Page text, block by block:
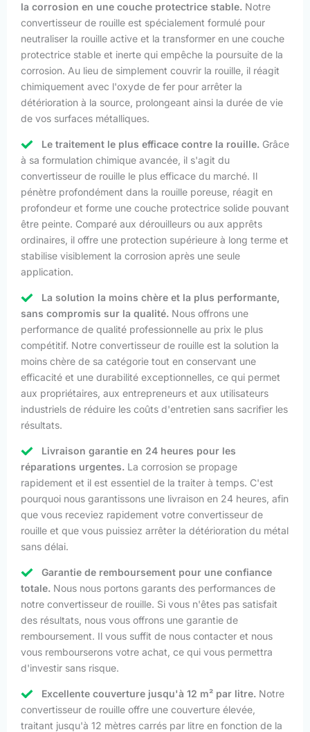
la corrosion en une couche protectrice stable. Notre
convertisseur de rouille est spécialement formulé pour
neutraliser la rouille active et la transformer en une couche
protectrice stable et inerte qui empêche la poursuite de la
corrosion. Au lieu de simplement couvrir la rouille, il réagit
chimiquement avec l'oxyde de fer pour arrêter la
détérioration à la source, prolongeant ainsi la durée de vie
de vos surfaces métalliques.
Le traitement le plus efficace contre la rouille. Grâce
à sa formulation chimique avancée, il s'agit du
convertisseur de rouille le plus efficace du marché. Il
pénètre profondément dans la rouille poreuse, réagit en
profondeur et forme une couche protectrice solide pouvant
être peinte. Comparé aux dérouilleurs ou aux apprêts
ordinaires, il offre une protection supérieure à long terme et
stabilise visiblement la corrosion après une seule
application.
La solution la moins chère et la plus performante,
sans compromis sur la qualité. Nous offrons une
performance de qualité professionnelle au prix le plus
compétitif. Notre convertisseur de rouille est la solution la
moins chère de sa catégorie tout en conservant une
efficacité et une durabilité exceptionnelles, ce qui permet
aux propriétaires, aux entrepreneurs et aux utilisateurs
industriels de réduire les coûts d'entretien sans sacrifier les
résultats.
Livraison garantie en 24 heures pour les
réparations urgentes. La corrosion se propage
rapidement et il est essentiel de la traiter à temps. C'est
pourquoi nous garantissons une livraison en 24 heures, afin
que vous receviez rapidement votre convertisseur de
rouille et que vous puissiez arrêter la détérioration du métal
sans délai.
Garantie de remboursement pour une confiance
totale. Nous nous portons garants des performances de
notre convertisseur de rouille. Si vous n'êtes pas satisfait
des résultats, nous vous offrons une garantie de
remboursement. Il vous suffit de nous contacter et nous
vous rembourserons votre achat, ce qui vous permettra
d'investir sans risque.
Excellente couverture jusqu'à 12 m² par litre. Notre
convertisseur de rouille offre une couverture élevée,
traitant jusqu'à 12 mètres carrés par litre en fonction de la